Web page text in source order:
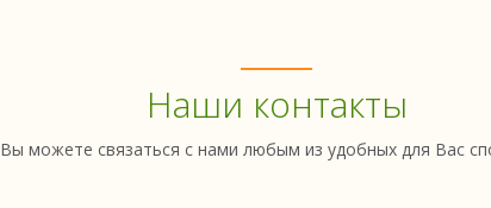
Наши контакты
Вы можете связаться с нами любым из удобных для Вас